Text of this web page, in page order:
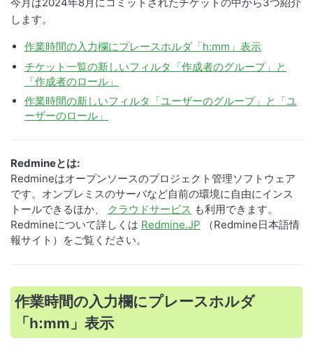
します。
作業時間の入力欄にプレースホルダ「h:mm」表示
チケット一覧の新しいフィルタ「作成者のグループ」と
「作成者のロール」
作業時間の新しいフィルタ「ユーザーのグループ」と「ユ
ーザーのロール」
Redmineとは:
Redmineはオープンソースのプロジェクト管理ソフトウェア
です。オンプレミスのサーバなど自前の環境に自由にインス
トールできるほか、
クラウドサービス も利用できます。
Redmineについて詳しくは Redmine.JP （Redmine日本語情
報サイト）をご覧ください。
作業時間の入力欄にプレースホルダ
「h:mm」表示